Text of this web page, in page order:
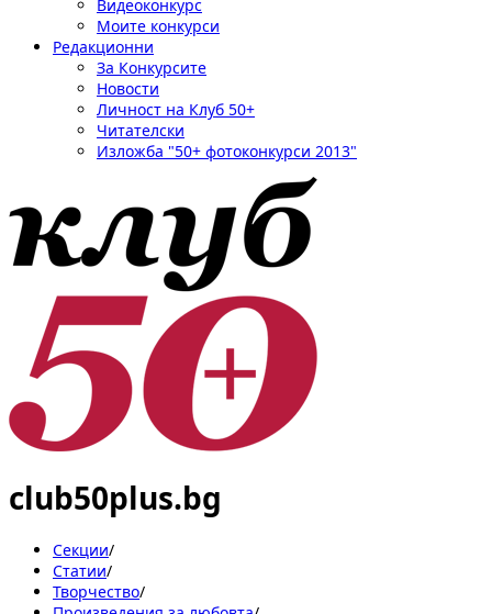
Видеоконкурс
Моите конкурси
Редакционни
За Конкурсите
Новости
Личност на Клуб 50+
Читателски
Изложба "50+ фотоконкурси 2013"
club50plus.bg
Секции/
Статии/
Творчество/